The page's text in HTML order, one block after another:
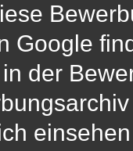
Google
der